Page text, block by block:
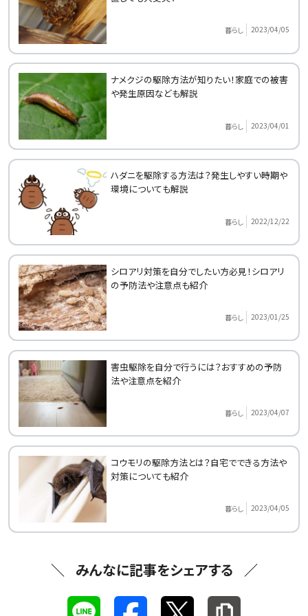
暮らし 2023/04/05
ナメクジの駆除方法が知りたい！家庭での被害
や発生原因なども解説
暮らし 2023/04/01
ハダニを駆除する方法は？発生しやすい時期や
環境についても解説
暮らし 2022/12/22
シロアリ対策を自分でしたい方必見！シロアリ
の予防法や注意点も紹介
暮らし 2023/01/25
害虫駆除を自分で行うには？おすすめの予防
法や注意点を紹介
暮らし 2023/04/07
コウモリの駆除方法とは？自宅でできる方法や
対策についても紹介
暮らし 2023/04/05
みんなに記事をシェアする